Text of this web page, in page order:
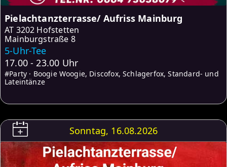
Pielachtanzterrasse/ Aufriss Mainburg
AT 3202 Hofstetten
Mainburgstraße 8
5-Uhr-Tee
17.00 - 23.00 Uhr
#Party · Boogie Woogie, Discofox, Schlagerfox, Standard- und
Lateintänze
Sonntag, 16.08.2026